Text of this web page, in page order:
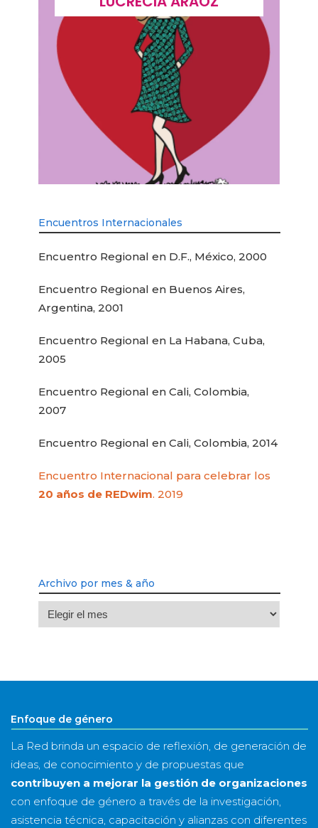
Encuentros Internacionales
Encuentro Regional en D.F., México, 2000
Encuentro Regional en Buenos Aires,
Argentina, 2001
Encuentro Regional en La Habana, Cuba,
2005
Encuentro Regional en Cali, Colombia,
2007
Encuentro Regional en Cali, Colombia, 2014
Encuentro Internacional para celebrar los
20 años de REDwim. 2019
Archivo por mes & año
Archivo
por
año
Enfoque de género
La Red brinda un espacio de reflexión, de generación de
ideas, de conocimiento y de propuestas que
contribuyen a mejorar la gestión de organizaciones
con enfoque de género a través de la investigación,
asistencia técnica, capacitación y alianzas con diferentes